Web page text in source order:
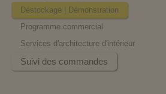
Déstockage | Démonstration
Programme commercial
Services d'architecture d'intérieur
Suivi des commandes